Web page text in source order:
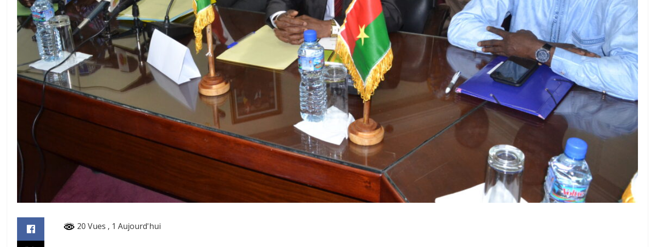
20 Vues , 1 Aujourd'hui